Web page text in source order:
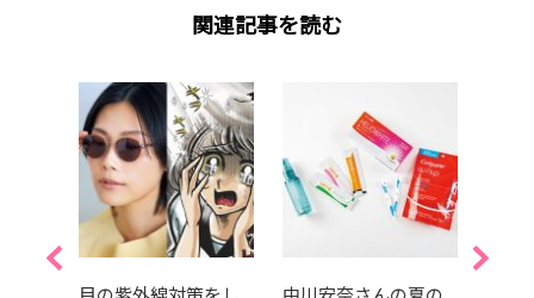
関連記事を読む